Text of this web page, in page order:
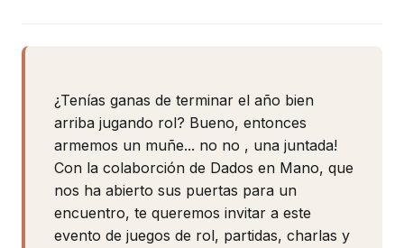
¿Tenías ganas de terminar el año bien
arriba jugando rol? Bueno, entonces
armemos un muñe... no no , una juntada!
Con la colaborción de Dados en Mano, que
nos ha abierto sus puertas para un
encuentro, te queremos invitar a este
evento de juegos de rol, partidas, charlas y